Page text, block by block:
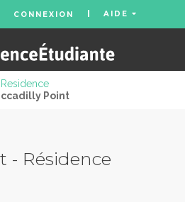
CONNEXION AIDE
Residence
Point
- Résidence